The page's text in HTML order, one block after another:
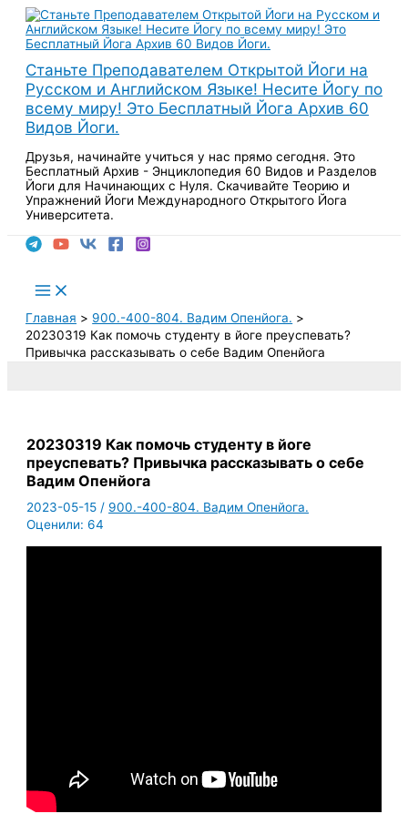
Перейти
содержимому
Станьте Преподавателем Открытой Йоги на
Русском и Английском Языке! Несите Йогу по
всему миру! Это Бесплатный Йога Архив 60
Видов Йоги.
Друзья, начинайте учиться у нас прямо сегодня. Это
Бесплатный Архив - Энциклопедия 60 Видов и Разделов
Йоги для Начинающих с Нуля. Скачивайте Теорию и
Упражнений Йоги Международного Открытого Йога
Университета.
Main
Menu
Главная
900.-400-804. Вадим Опенйога.
20230319 Как помочь студенту в йоге преуспевать?
Привычка рассказывать о себе Вадим Опенйога
20230319 Как помочь студенту в йоге
преуспевать? Привычка рассказывать о себе
Вадим Опенйога
2023-05-15/ 900.-400-804. Вадим Опенйога.
Оценили: 64